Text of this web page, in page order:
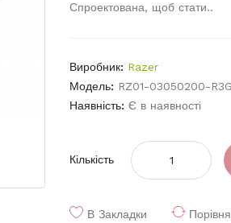
Спроектована, щоб стати..
Виробник: Razer
Модель: RZ01-03050200-
Наявність:Є в наявності
Кількість
В Закладки